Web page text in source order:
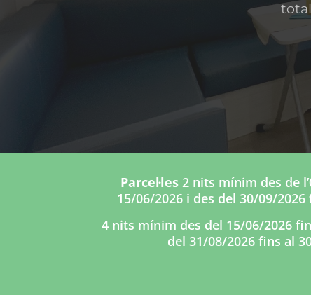
Parcel·les2 nits mínim des de
15/06/2026 i des del 30/09/
4 nits mínim des del 15/06/2026
del 31/08/2026 fins al